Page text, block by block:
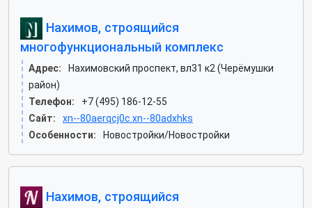
Нахимов, строящийся
многофункциональный комплекс
Адрес:
Нахимовский проспект, вл31 к2 (Черёмушки
район)
Телефон:
+7 (495) 186-12-55
Сайт:
xn--80aerqcj0c.xn--80adxhks
Особенности:
Новостройки/Новостройки
Нахимов, строящийся